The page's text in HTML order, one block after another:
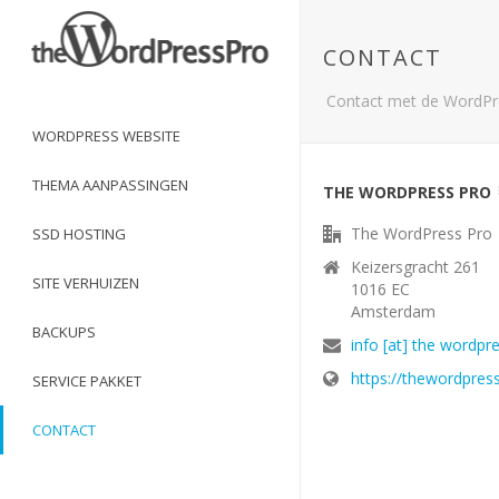
WORDPRESS WEBSITE
THEMA AANPASSINGEN
SSD HOSTING
SITE VERHUIZEN
BACKUPS
SERVICE PAKKET
CONTACT
CONTACT
Contact met de
THE WORDPRESS PRO
The WordPress Pro
Keizersgracht 261
1016 EC
Amsterdam
info [at] the
https://